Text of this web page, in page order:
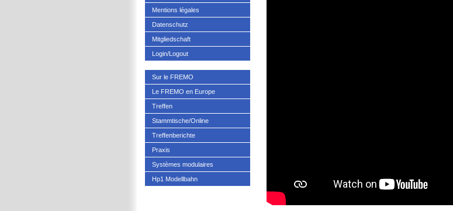
Mentions légales
Datenschutz
Mitgliedschaft
Login/Logout
Sur le FREMO
Le FREMO en Europe
Treffen
Stammtische/Online
Treffenberichte
Praxis
Systèmes modulaires
Hp1 Modellbahn